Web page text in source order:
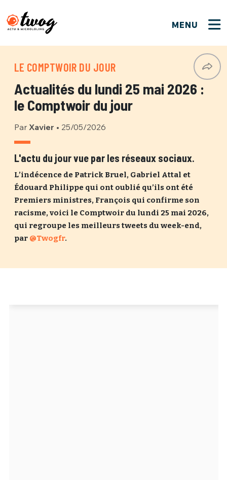
MENU
LE COMPTWOIR DU JOUR
Actualités du lundi 25 mai 2026 :
le Comptwoir du jour
Par Xavier • 25/05/2026
L'actu du jour vue par les réseaux sociaux.
L’indécence de Patrick Bruel, Gabriel Attal et
Édouard Philippe qui ont oublié qu’ils ont été
Premiers ministres, François qui confirme son
racisme, voici le Comptwoir du lundi 25 mai 2026,
qui regroupe les meilleurs tweets du week-end,
par @Twogfr.
PSEUDO*
EMAIL*
PASSWORD*
JE M'INSCRIS
Connexion
PSEUDO
MOT DE PASSE Mot de passe perdu ?
CONNEXION
FERMER
VOTRE PARTICIPATION
Que souhaitez-vous proposer ?
Quelques tweets
C'EST PARTI
Ma propre sélection
M'INSCRIRE
ME CONNECTER